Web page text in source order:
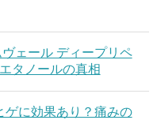
ェール ディープリペ
タノールの真相
ゲに効果あり？痛みの